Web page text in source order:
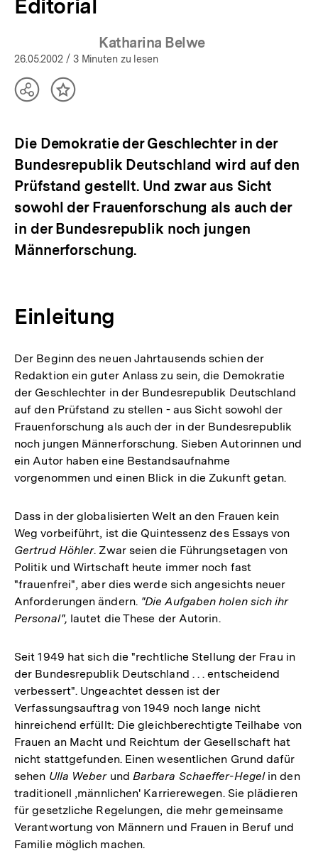
Editorial
Katharina Belwe
26.05.2002 / 3 Minuten zu lesen
TeilenInhalt
Die Demokratie der Geschlechter in der
Bundesrepublik Deutschland wird auf den
Prüfstand gestellt. Und zwar aus Sicht
sowohl der Frauenforschung als auch der
in der Bundesrepublik noch jungen
Männerforschung.
Einleitung
Der Beginn des neuen Jahrtausends schien der
Redaktion ein guter Anlass zu sein, die Demokratie
der Geschlechter in der Bundesrepublik Deutschland
auf den Prüfstand zu stellen - aus Sicht sowohl der
Frauenforschung als auch der in der Bundesrepublik
noch jungen Männerforschung. Sieben Autorinnen und
ein Autor haben eine Bestandsaufnahme
vorgenommen und einen Blick in die Zukunft getan.
Dass in der globalisierten Welt an den Frauen kein
Weg vorbeiführt, ist die Quintessenz des Essays von
Gertrud Höhler. Zwar seien die Führungsetagen von
Politik und Wirtschaft heute immer noch fast
"frauenfrei", aber dies werde sich angesichts neuer
Anforderungen ändern. "Die Aufgaben holen sich ihr
Personal", lautet die These der Autorin.
Seit 1949 hat sich die "rechtliche Stellung der Frau in
der Bundesrepublik Deutschland . . . entscheidend
verbessert". Ungeachtet dessen ist der
Verfassungsauftrag von 1949 noch lange nicht
hinreichend erfüllt: Die gleichberechtigte Teilhabe von
Frauen an Macht und Reichtum der Gesellschaft hat
nicht stattgefunden. Einen wesentlichen Grund dafür
sehen Ulla Weberund Barbara Schaeffer-Hegel in den
traditionell ,männlichen' Karrierewegen. Sie plädieren
für gesetzliche Regelungen, die mehr gemeinsame
Verantwortung von Männern und Frauen in Beruf und
Familie möglich machen.